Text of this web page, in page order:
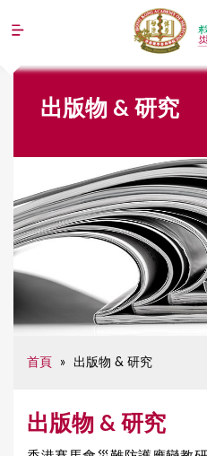
Jump to
r
e
h
e
r
出版物 & 研究
首頁 » 出版物 & 研究
出版物 & 研究